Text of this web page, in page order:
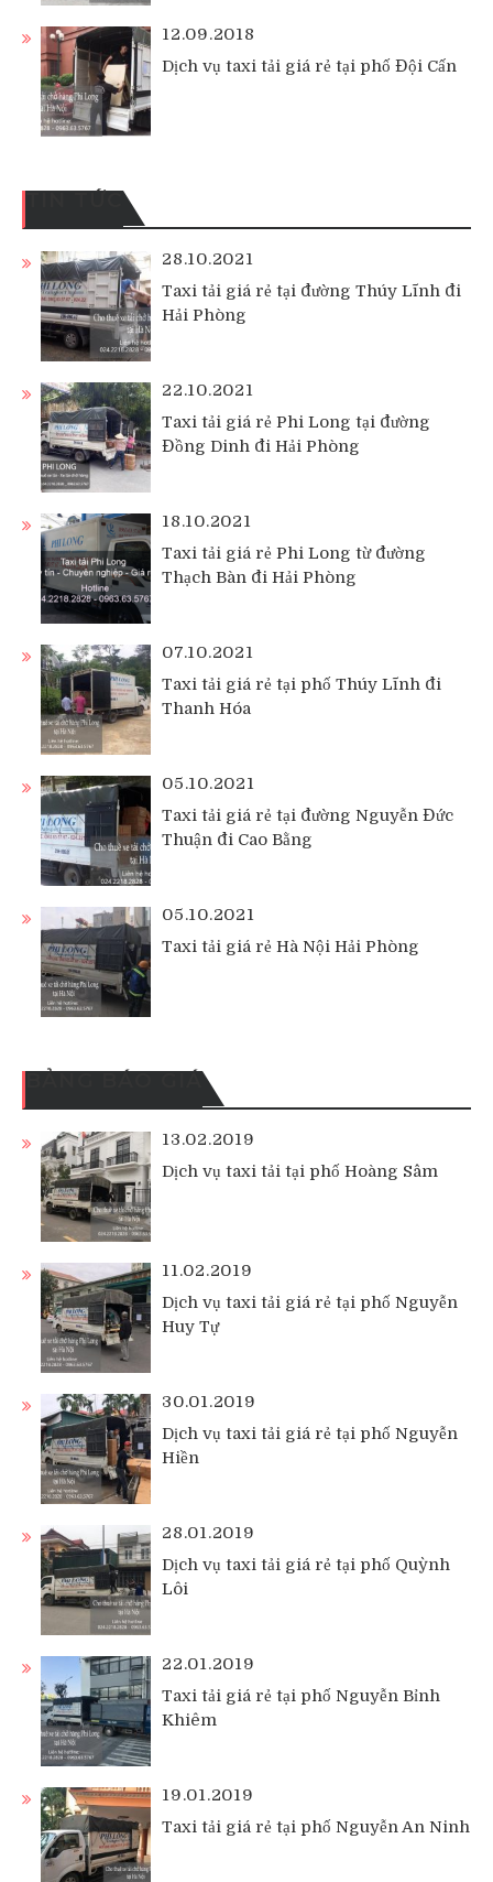
12.09.2018
Dịch vụ taxi tải giá rẻ tại phố Đội Cấn
TIN TỨC
28.10.2021
Taxi tải giá rẻ tại đường Thúy Lĩnh đi
Hải Phòng
22.10.2021
Taxi tải giá rẻ Phi Long tại đường
Đồng Dinh đi Hải Phòng
18.10.2021
Taxi tải giá rẻ Phi Long từ đường
Thạch Bàn đi Hải Phòng
07.10.2021
Taxi tải giá rẻ tại phố Thúy Lĩnh đi
Thanh Hóa
05.10.2021
Taxi tải giá rẻ tại đường Nguyễn Đức
Thuận đi Cao Bằng
05.10.2021
Taxi tải giá rẻ Hà Nội Hải Phòng
BẢNG BÁO GIÁ
13.02.2019
Dịch vụ taxi tải tại phố Hoàng Sâm
11.02.2019
Dịch vụ taxi tải giá rẻ tại phố Nguyễn
Huy Tự
30.01.2019
Dịch vụ taxi tải giá rẻ tại phố Nguyễn
Hiền
28.01.2019
Dịch vụ taxi tải giá rẻ tại phố Quỳnh
Lôi
22.01.2019
Taxi tải giá rẻ tại phố Nguyễn Bỉnh
Khiêm
19.01.2019
Taxi tải giá rẻ tại phố Nguyễn An Ninh